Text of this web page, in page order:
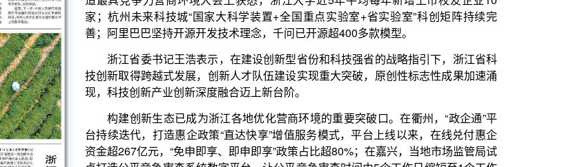
浙江省委书记王浩表示，在建设创新型省份和科技强省的战略指引下，浙江省科
技创新取得跨越式发展，创新人才队伍建设实现重大突破，原创性标志性成果加速涌
现，科技创新产业创新深度融合迈上新台阶。
构建创新生态已成为浙江各地优化营商环境的重要突破口。在衢州，“政企通”平
台持续迭代，打造惠企政策“直达快享”增值服务模式，平台上线以来，在线兑付惠企
资金超267亿元，“免申即享、即申即享”政策占比超80%；在嘉兴，当地市场监管局试
点打造公平竞争审查系统数字平台，让公平竞争审查时间由5个工作日缩短至1个工作
日，帮助7.8万家经营主体精准获得涉企优惠政策；在绍兴，“越快兑”产业政策兑现平
台在全省率先实现市县政策整合“一体化”、审批“一网办”、兑现“一码通”，减少区县政
策系统重复建设。